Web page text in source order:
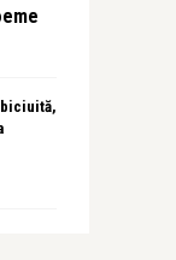
biciuită,